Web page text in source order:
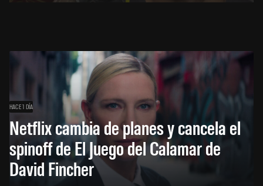
HACE 1 DÍA
Netflix cambia de planes y cancela el
spinoff de El Juego del Calamar de
David Fincher